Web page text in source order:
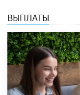
ВЫПЛАТЫ